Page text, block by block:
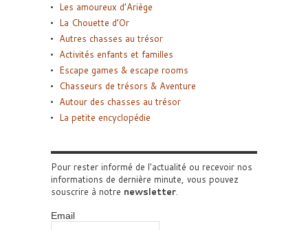
Les amoureux d’Ariège
La Chouette d’Or
Autres chasses au trésor
Activités enfants et familles
Escape games & escape rooms
Chasseurs de trésors & Aventure
Autour des chasses au trésor
La petite encyclopédie
Pour rester informé de l'actualité ou recevoir nos
informations de dernière minute, vous pouvez
souscrire à notre newsletter.
Email